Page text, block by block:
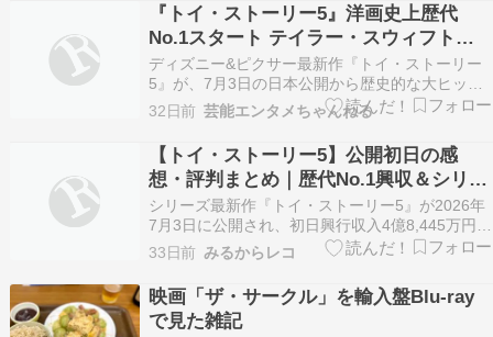
『トイ・ストーリー5』洋画史上歴代
No.1スタート テイラー・スウィフトの
特別映像も公開
ディズニー&ピクサー最新作『トイ・ストーリー
5』が、7月3日の日本公開から歴史的な大ヒット
スタートを切った。公開初週末3日間で動員164万
人、興行収入24億1510万円を記録し、洋画作品
のオープニング興行収入・動員ともに歴代No.1と
なった。 続きを読む ≫ テイラースウィフト…
32日前 芸能エンタメちゃんねる
【トイ・ストーリー5】公開初日の感
想・評判まとめ｜歴代No.1興収＆シリー
ズ最高評価で話題
シリーズ最新作『トイ・ストーリー5』が2026年
7月3日に公開され、初日興行収入4億8,445万円と
いう、ディズニー・ピクサーのアニメーション映
画として歴代No.1のオープニング記録を樹立しま
した。Filmarksでもシリーズ最高となる4.2の評価
を獲得し、SNSでは「シリーズ…
33日前 みるからレコ
映画「ザ・サークル」を輸入盤Blu-ray
で見た雑記